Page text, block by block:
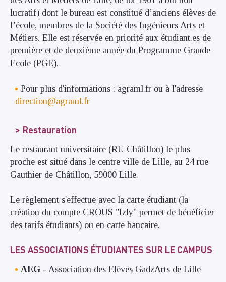
lucratif) dont le bureau est constitué d’anciens élèves de
l’école, membres de la Société des Ingénieurs Arts et
Métiers. Elle est réservée en priorité aux étudiant.es de
première et de deuxième année du Programme Grande
Ecole (PGE).
Pour plus d'informations : agraml.fr ou à l'adresse
direction@agraml.fr
Restauration
Le restaurant universitaire (RU Châtillon) le plus
proche est situé dans le centre ville de Lille, au 24 rue
Gauthier de Châtillon, 59000 Lille.
Le règlement s'effectue avec la carte étudiant (la
création du compte CROUS "Izly" permet de bénéficier
des tarifs étudiants) ou en carte bancaire.
LES ASSOCIATIONS ÉTUDIANTES SUR LE CAMPUS
AEG - Association des Elèves GadzArts de Lille